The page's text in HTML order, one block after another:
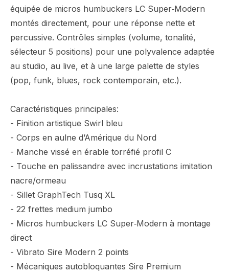
équipée de micros humbuckers LC Super‑Modern
montés directement, pour une réponse nette et
percussive. Contrôles simples (volume, tonalité,
sélecteur 5 positions) pour une polyvalence adaptée
au studio, au live, et à une large palette de styles
(pop, funk, blues, rock contemporain, etc.).
Caractéristiques principales:
- Finition artistique Swirl bleu
- Corps en aulne d’Amérique du Nord
- Manche vissé en érable torréfié profil C
- Touche en palissandre avec incrustations imitation
nacre/ormeau
- Sillet GraphTech Tusq XL
- 22 frettes medium jumbo
- Micros humbuckers LC Super‑Modern à montage
direct
- Vibrato Sire Modern 2 points
- Mécaniques autobloquantes Sire Premium